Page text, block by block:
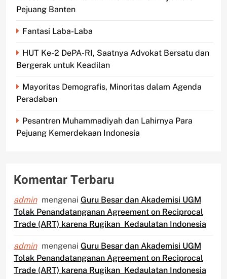
Pejuang Banten
Fantasi Laba-Laba
HUT Ke-2 DePA-RI, Saatnya Advokat Bersatu dan
Bergerak untuk Keadilan
Mayoritas Demografis, Minoritas dalam Agenda
Peradaban
Pesantren Muhammadiyah dan Lahirnya Para
Pejuang Kemerdekaan Indonesia
Komentar Terbaru
admin mengenai Guru Besar dan Akademisi UGM
Tolak Penandatanganan Agreement on Reciprocal
Trade (ART) karena Rugikan Kedaulatan Indonesia
admin mengenai Guru Besar dan Akademisi UGM
Tolak Penandatanganan Agreement on Reciprocal
Trade (ART) karena Rugikan Kedaulatan Indonesia